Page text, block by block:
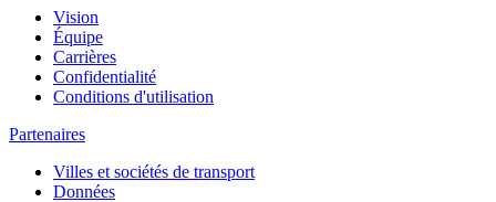
Vision
Équipe
Carrières
Confidentialité
Conditions d'utilisation
Partenaires
Villes et sociétés de transport
Données